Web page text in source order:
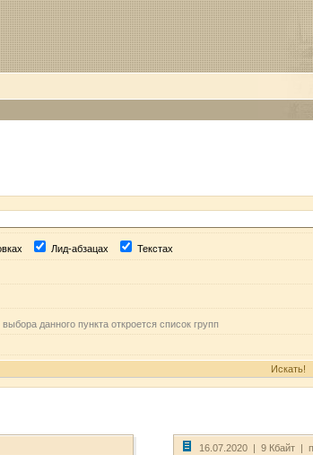
Лид-абзацах Текстах
данного пункта откроется список групп
16.07.2020 | 9 Кбайт |